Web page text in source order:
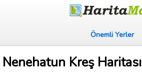
Önemli Yerler
Nenehatun Kreş Haritası